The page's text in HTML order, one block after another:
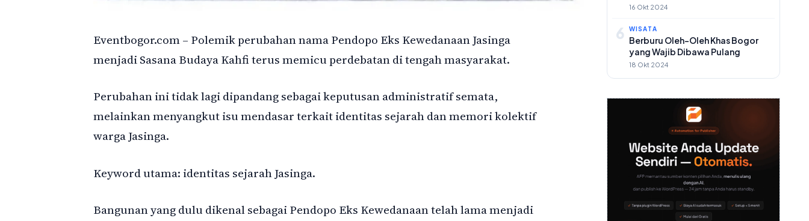
Eventbogor.com – Polemik perubahan nama Pendopo Eks Kewedanaan Jasinga
menjadi Sasana Budaya Kahfi terus memicu perdebatan di tengah masyarakat.
Perubahan ini tidak lagi dipandang sebagai keputusan administratif semata,
melainkan menyangkut isu mendasar terkait identitas sejarah dan memori kolektif
warga Jasinga.
Keyword utama: identitas sejarah Jasinga.
Bangunan yang dulu dikenal sebagai Pendopo Eks Kewedanaan telah lama menjadi
16 Okt 2024
6 WISATA
Berburu Oleh-Oleh Khas Bogor
yang Wajib Dibawa Pulang
18 Okt 2024